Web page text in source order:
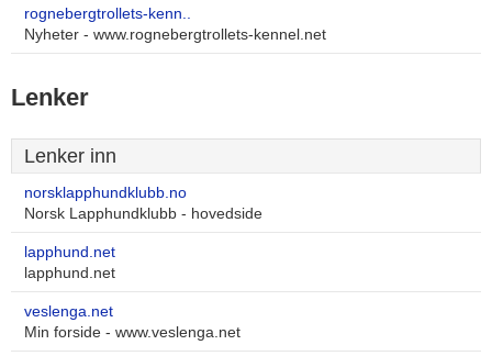
rognebergtrollets-kenn..
Nyheter - www.rognebergtrollets-kennel.net
Lenker
Lenker inn
norsklapphundklubb.no
Norsk Lapphundklubb - hovedside
lapphund.net
lapphund.net
veslenga.net
Min forside - www.veslenga.net